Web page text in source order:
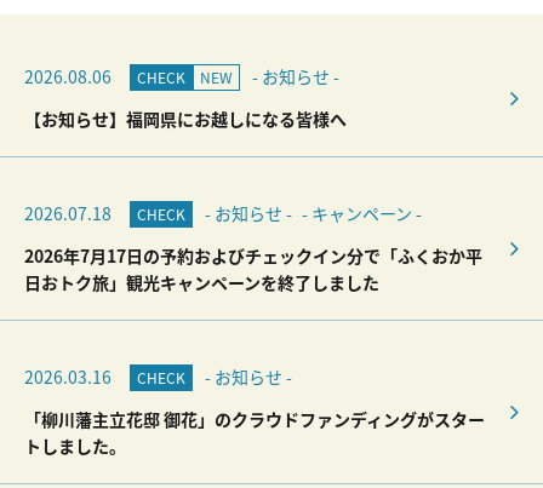
2026.08.06 CHECK NEW
- お知らせ -
【お知らせ】福岡県にお越しになる皆様へ
2026.07.18 CHECK - お知らせ - - キャンペーン -
2026年7月17日の予約およびチェックイン分で「ふくおか平
日おトク旅」観光キャンペーンを終了しました
2026.03.16 CHECK
- お知らせ -
「柳川藩主立花邸 御花」のクラウドファンディングがスター
トしました。